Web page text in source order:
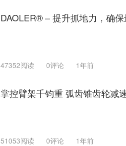
DAOLER® – 提升抓地力，确
47352阅读 0评论 1年前
掌控臂架千钧重 弧齿锥齿轮减
51053阅读 0评论 1年前